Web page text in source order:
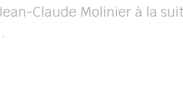
Claude Molinier à la